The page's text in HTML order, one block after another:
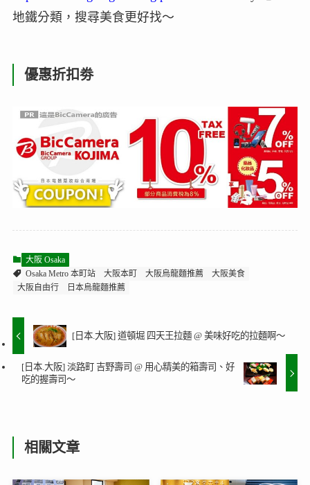
地鐵分類，搜尋美食更好找～
優惠折扣劵
大阪 Osaka
Osaka Metro 本町站
大阪本町 大阪烏龍麵推薦
大阪美食
大阪自由行
日本烏龍麵推薦
[日本.大阪] 道頓堀 四天王拉麵 @ 美味好吃的拉麵啊～
[日本.大阪] 淡路町 吉野壽司 @ 用心精美的箱壽司、好
吃的握壽司～
相關文章